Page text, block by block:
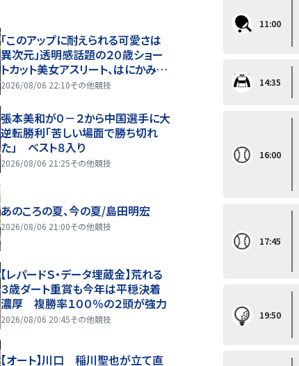
「このアップに耐えられる可愛さは
異次元」透明感話題の２０歳ショー
トカット美女アスリート、はにかみど
アップ姿にネット衝撃「これやばい
2026/08/06 22:10その他競技
張本美和が０－２から中国選手に大
逆転勝利「苦しい場面で勝ち切れ
た」 ベスト８入り
2026/08/06 21:25その他競技
あのころの夏、今の夏/島田明宏
2026/08/06 21:00その他競技
【レパードＳ・データ埋蔵金】荒れる
３歳ダート重賞も今年は平穏決着
濃厚 複勝率１００％の２頭が強力
2026/08/06 20:45その他競技
【オート】川口 稲川聖也が立て直
11:00
14:35
16:00
17:45
19:50